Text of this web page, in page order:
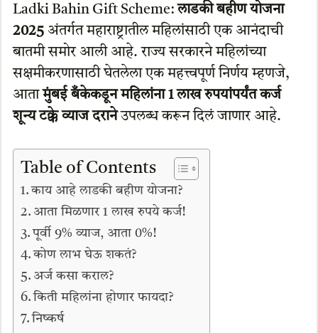
Ladki Bahin Gift Scheme:लाडकी बहीण योजना
2025अंतर्गत महाराष्ट्रातील महिलांसाठी एक आनंदाची
बातमी समोर आली आहे. राज्य सरकारने महिलांच्या
सक्षमीकरणासाठी घेतलेला एक महत्त्वपूर्ण निर्णय म्हणजे,
आतामुंबई बँकेकडून महिलांना 1 लाख रुपयांपर्यंत कर्ज
शून्य टक्के व्याज दरानेउपलब्ध करून दिलं जाणार आहे.
Table of Contents
काय आहे लाडकी बहीण योजना?
आता मिळणार 1 लाख रुपये कर्ज!
पूर्वी 9% व्याज, आता 0%!
कोण लाभ घेऊ शकतं?
अर्ज कसा कराल?
किती महिलांना होणार फायदा?
निष्कर्ष